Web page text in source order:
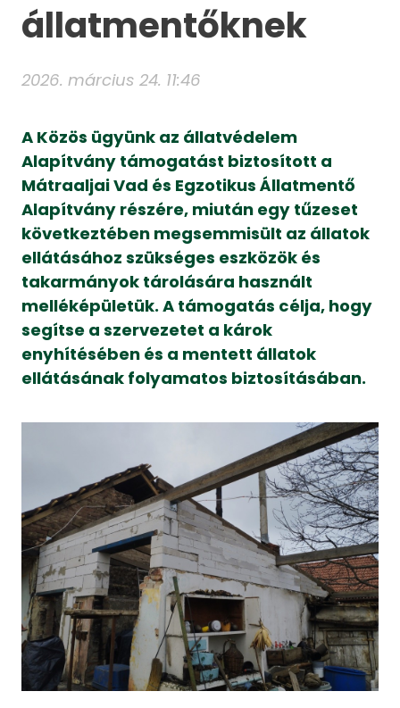
állatmentőknek
2026. március 24. 11:46
A Közös ügyünk az állatvédelem
Alapítvány támogatást biztosított a
Mátraaljai Vad és Egzotikus Állatmentő
Alapítvány részére, miután egy tűzeset
következtében megsemmisült az állatok
ellátásához szükséges eszközök és
takarmányok tárolására használt
melléképületük. A támogatás célja, hogy
segítse a szervezetet a károk
enyhítésében és a mentett állatok
ellátásának folyamatos biztosításában.